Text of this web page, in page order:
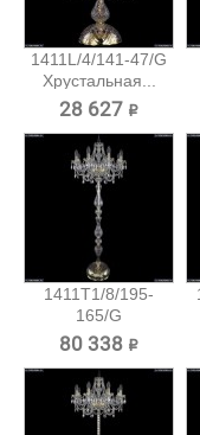
1411L/4/141-47/G
Хрустальная...
28 627 ₽
1411T1/8/195-
165/G
Хрустальный
80 338 ₽